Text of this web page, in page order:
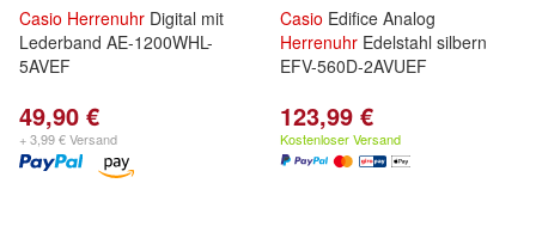
Casio Herrenuhr Digital mit
Lederband AE-1200WHL-
5AVEF
49,90 €
+ 3,99 € Versand
Casio Edifice Analog
Herrenuhr Edelstahl silbern
EFV-560D-2AVUEF
123,99 €
Kostenloser Versand